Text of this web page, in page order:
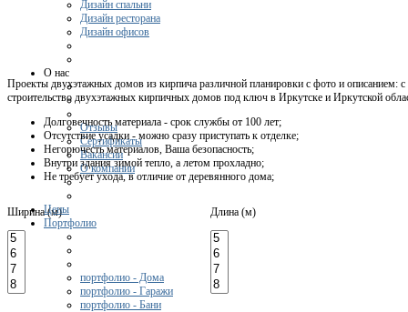
Дизайн спальни
Дизайн ресторана
Дизайн офисов
О нас
Отзывы
Сертификаты
Вакансии
О компании
Цены
Портфолио
портфолио - Дома
портфолио - Гаражи
портфолио - Бани
Проекты двухэтажных домов из кирпича различной планировки с фото и описанием:
строительство двухэтажных кирпичных домов под ключ в Иркутске и Иркутской
Долговечность материала - срок службы от 100 лет;
Отсутствие усадки - можно сразу приступать к отделке;
Негорючесть материалов, Ваша безопасность;
Внутри здания зимой тепло, а летом прохладно;
Не требует ухода, в отличие от деревянного дома;
Ширина (м) Длина (м)